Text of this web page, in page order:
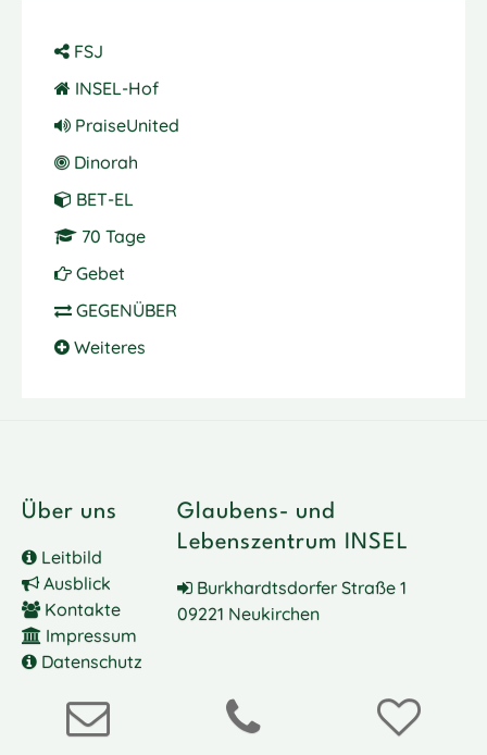
FSJ
INSEL-Hof
PraiseUnited
Dinorah
BET-EL
70 Tage
Gebet
GEGENÜBER
Weiteres
Über uns
Leitbild
Ausblick
Kontakte
Impressum
Datenschutz
Glaubens- und
Lebenszentrum INSEL
Burkhardtsdorfer Straße 1
09221 Neukirchen